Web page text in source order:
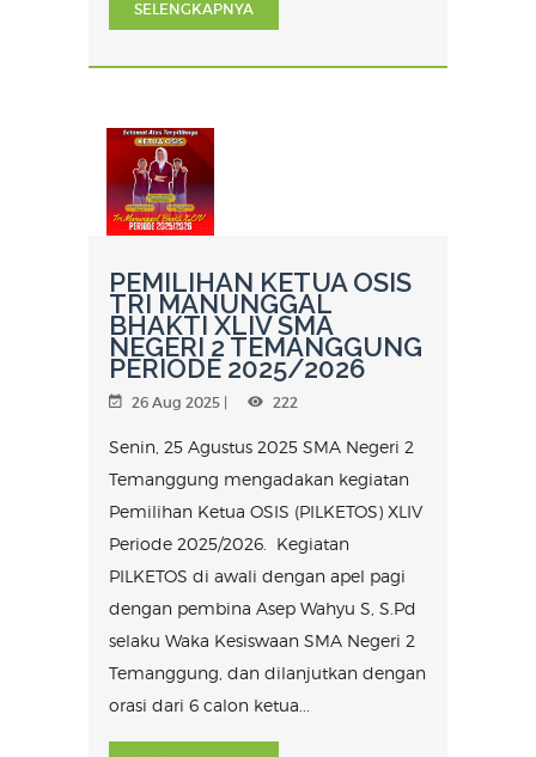
SELENGKAPNYA
PEMILIHAN KETUA OSIS
TRI MANUNGGAL
BHAKTI XLIV SMA
NEGERI 2 TEMANGGUNG
PERIODE 2025/2026
26 Aug 2025 | 222
Senin, 25 Agustus 2025 SMA Negeri 2
Temanggung mengadakan kegiatan
Pemilihan Ketua OSIS (PILKETOS) XLIV
Periode 2025/2026. Kegiatan
PILKETOS di awali dengan apel pagi
dengan pembina Asep Wahyu S, S.Pd
selaku Waka Kesiswaan SMA Negeri 2
Temanggung, dan dilanjutkan dengan
orasi dari 6 calon ketua...